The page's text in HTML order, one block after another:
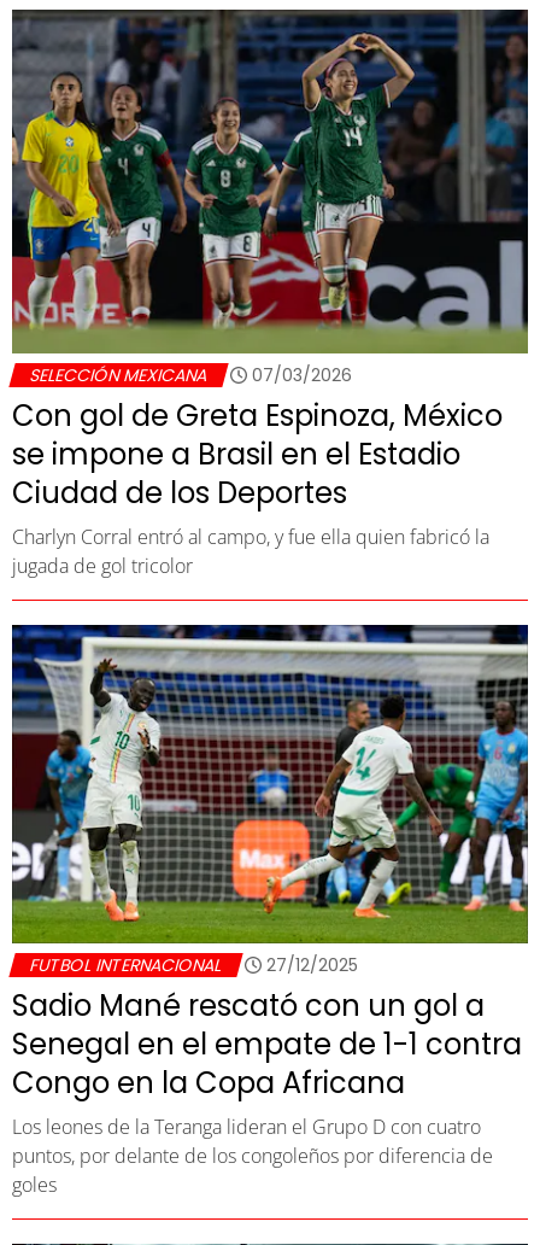
SELECCIÓN MEXICANA 07/03/2026
Con gol de Greta Espinoza, México
se impone a Brasil en el Estadio
Ciudad de los Deportes
Charlyn Corral entró al campo, y fue ella quien fabricó la
jugada de gol tricolor
FUTBOL INTERNACIONAL 27/12/2025
Sadio Mané rescató con un gol a
Senegal en el empate de 1-1 contra
Congo en la Copa Africana
Los leones de la Teranga lideran el Grupo D con cuatro
puntos, por delante de los congoleños por diferencia de
goles